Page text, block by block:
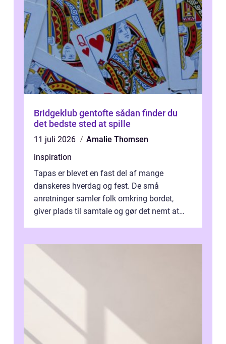
Bridgeklub gentofte sådan finder du
det bedste sted at spille
11 juli 2026
Amalie Thomsen
inspiration
Tapas er blevet en fast del af mange
danskeres hverdag og fest. De små
anretninger samler folk omkring bordet,
giver plads til samtale og gør det nemt at